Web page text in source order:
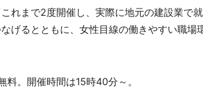
れまで2度開催し、実際に地元の建設業で
げるとともに、女性目線の働きやすい職場
。開催時間は15時40分～。